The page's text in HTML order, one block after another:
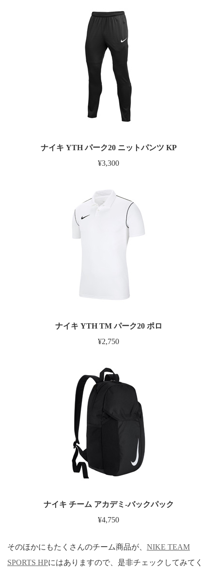
ナイキ YTH パーク20 ニットパンツ KP
¥3,300
ナイキ YTH TM パーク20 ポロ
¥2,750
ナイキ チーム アカデミ-バックパック
¥4,750
そのほかにもたくさんのチーム商品が、 NIKE TEAM
SPORTS HPにはありますので、是非チェックしてみてく